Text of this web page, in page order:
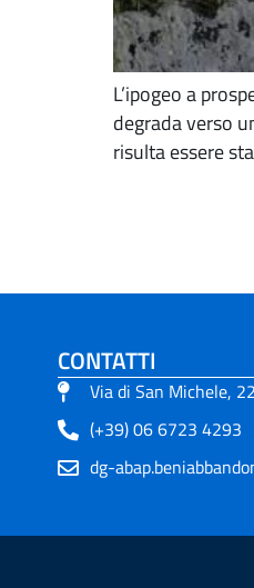
L’ipogeo a
degrada verso
risulta essere
CONTATTI
Via di San Michele,
(+39) 06 6723 4293
dg-